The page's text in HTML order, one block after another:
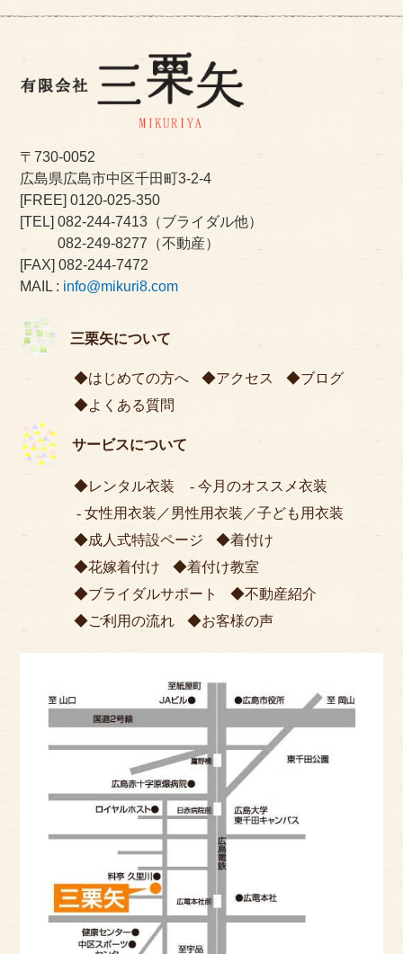
〒730-0052
広島県広島市中区千田町3-2-4
[FREE]0120-025-350
[TEL] 082-244-7413 （ブライダル他）
082-249-8277 （不動産）
[FAX] 082-244-7472
MAIL : info@mikuri8.com
三栗矢について
はじめての方へ アクセス
ブログ
よくある質問
サービスについて
レンタル衣装
今月のオススメ衣装
女性用衣装 ／男性用衣装 ／子ども用衣装
成人式特設ページ
着付け
花嫁着付け
着付け教室
ブライダルサポート
不動産紹介
ご利用の流れ
お客様の声